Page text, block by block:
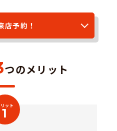
店予約！
つのメリット
ット
1